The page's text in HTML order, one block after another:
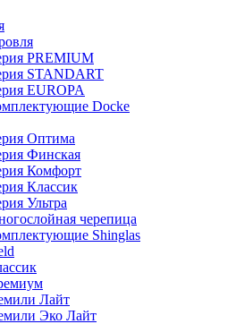
PREMIUM
STANDART
EUROPA
Docke
Оптима
Финская
Комфорт
Классик
Ультра
черепица
Shinglas
Лайт
Эко Лайт